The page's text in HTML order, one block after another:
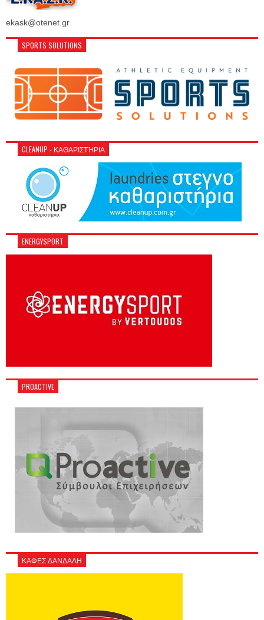
ekask@otenet.gr
SPORTS SOLUTIONS
CLEANUP - ΚΑΘΑΡΙΣΤΉΡΙΑ
ENERGYSPORT
PROACTIVE
ΚΑΦΕΣ ΔΑΝΔΑΛΗ